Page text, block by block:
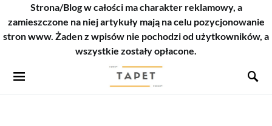
Strona/Blog w całości ma charakter reklamowy, a
zamieszczone na niej artykuły mają na celu pozycjonowanie
stron www. Żaden z wpisów nie pochodzi od użytkowników, a
wszystkie zostały opłacone.